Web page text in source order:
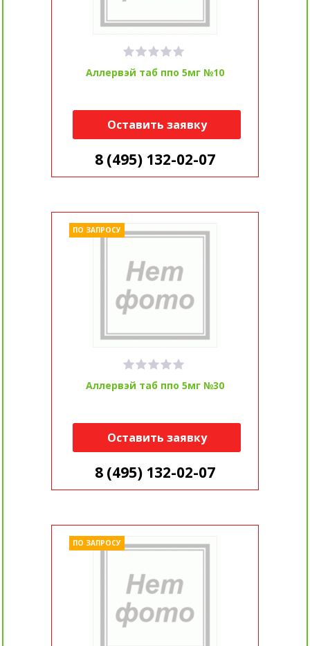
Аллервэй таб ппо 5мг №10
Оставить заявку
8 (495) 132-02-07
Аллервэй таб ппо 5мг №30
ПО ЗАПРОСУ
Оставить заявку
8 (495) 132-02-07
ПО ЗАПРОСУ